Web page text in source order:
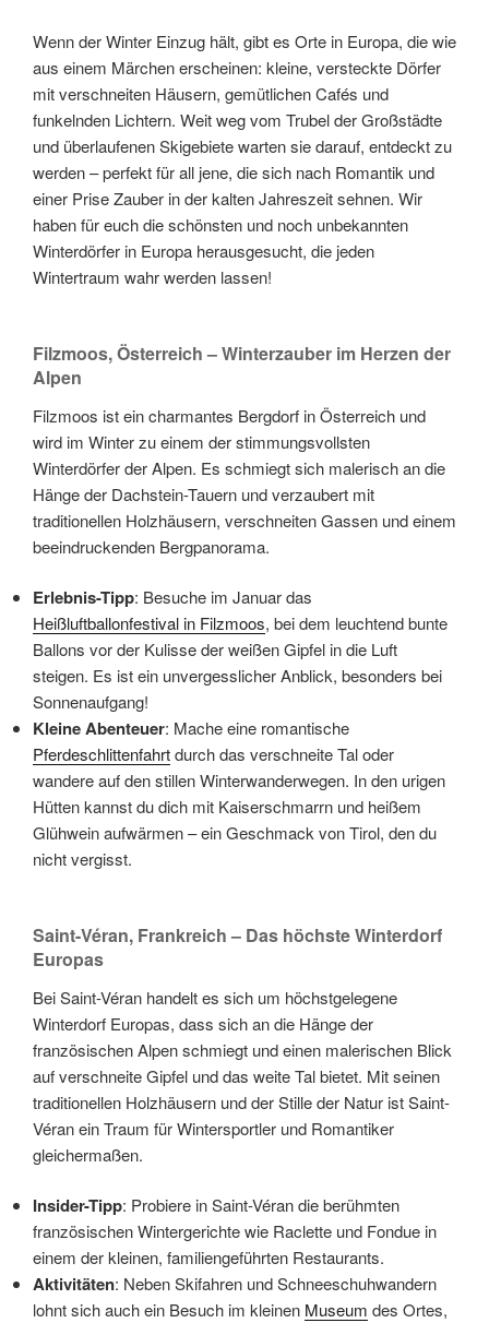
Wenn der Winter Einzug hält, gibt es Orte in Europa, die wie
aus einem Märchen erscheinen: kleine, versteckte Dörfer
mit verschneiten Häusern, gemütlichen Cafés und
funkelnden Lichtern. Weit weg vom Trubel der Großstädte
und überlaufenen Skigebiete warten sie darauf, entdeckt zu
werden – perfekt für all jene, die sich nach Romantik und
einer Prise Zauber in der kalten Jahreszeit sehnen. Wir
haben für euch die schönsten und noch unbekannten
Winterdörfer in Europa herausgesucht, die jeden
Wintertraum wahr werden lassen!
Filzmoos, Österreich – Winterzauber im Herzen der
Alpen
Filzmoos ist ein charmantes Bergdorf in Österreich und
wird im Winter zu einem der stimmungsvollsten
Winterdörfer der Alpen. Es schmiegt sich malerisch an die
Hänge der Dachstein-Tauern und verzaubert mit
traditionellen Holzhäusern, verschneiten Gassen und einem
beeindruckenden Bergpanorama.
Erlebnis-Tipp: Besuche im Januar das
Heißluftballonfestival in Filzmoos, bei dem leuchtend bunte
Ballons vor der Kulisse der weißen Gipfel in die Luft
steigen. Es ist ein unvergesslicher Anblick, besonders bei
Sonnenaufgang!
Kleine Abenteuer: Mache eine romantische
Pferdeschlittenfahrtdurch das verschneite Tal oder
wandere auf den stillen Winterwanderwegen. In den urigen
Hütten kannst du dich mit Kaiserschmarrn und heißem
Glühwein aufwärmen – ein Geschmack von Tirol, den du
nicht vergisst.
Saint-Véran, Frankreich – Das höchste Winterdorf
Europas
Bei Saint-Véran handelt es sich um höchstgelegene
Winterdorf Europas, dass sich an die Hänge der
französischen Alpen schmiegt und einen malerischen Blick
auf verschneite Gipfel und das weite Tal bietet. Mit seinen
traditionellen Holzhäusern und der Stille der Natur ist Saint-
Véran ein Traum für Wintersportler und Romantiker
gleichermaßen.
Insider-Tipp: Probiere in Saint-Véran die berühmten
französischen Wintergerichte wie Raclette und Fondue in
einem der kleinen, familiengeführten Restaurants.
Aktivitäten: Neben Skifahren und Schneeschuhwandern
lohnt sich auch ein Besuch im kleinen Museum des Ortes,